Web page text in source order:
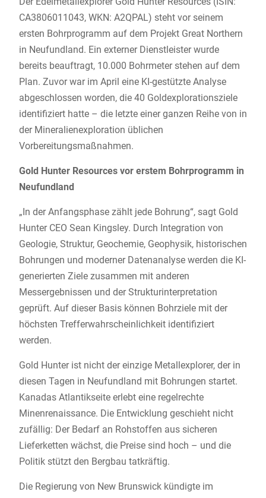
CA3806011043, WKN: A2QPAL) steht vor seinem
ersten Bohrprogramm auf dem Projekt Great Northern
in Neufundland. Ein externer Dienstleister wurde
bereits beauftragt, 10.000 Bohrmeter stehen auf dem
Plan. Zuvor war im April eine KI-gestützte Analyse
abgeschlossen worden, die 40 Goldexplorationsziele
identifiziert hatte – die letzte einer ganzen Reihe von in
der Mineralienexploration üblichen
Vorbereitungsmaßnahmen.
Gold Hunter Resources vor erstem Bohrprogramm in
Neufundland
„In der Anfangsphase zählt jede Bohrung“, sagt Gold
Hunter CEO Sean Kingsley. Durch Integration von
Geologie, Struktur, Geochemie, Geophysik, historischen
Bohrungen und moderner Datenanalyse werden die KI-
generierten Ziele zusammen mit anderen
Messergebnissen und der Strukturinterpretation
geprüft. Auf dieser Basis können Bohrziele mit der
höchsten Trefferwahrscheinlichkeit identifiziert
werden.
Gold Hunter ist nicht der einzige Metallexplorer, der in
diesen Tagen in Neufundland mit Bohrungen startet.
Kanadas Atlantikseite erlebt eine regelrechte
Minenrenaissance. Die Entwicklung geschieht nicht
zufällig: Der Bedarf an Rohstoffen aus sicheren
Lieferketten wächst, die Preise sind hoch – und die
Politik stützt den Bergbau tatkräftig.
Die Regierung von New Brunswick kündigte im